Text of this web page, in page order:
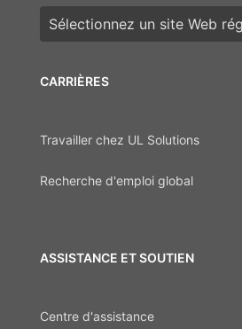
CARRIÈRES
Travailler chez UL Solutions
Recherche d'emploi global
ASSISTANCE ET SOUTIEN
Centre d'assistance
Choisissez une région